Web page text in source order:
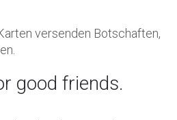
versenden Botschaften,
good friends.